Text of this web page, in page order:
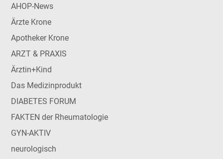
AHOP-News
Ärzte Krone
Apotheker Krone
ARZT & PRAXIS
Ärztin+Kind
Das Medizinprodukt
DIABETES FORUM
FAKTEN der Rheumatologie
GYN-AKTIV
neurologisch